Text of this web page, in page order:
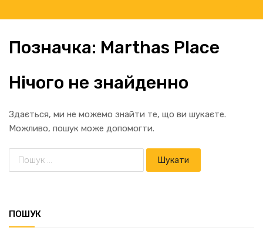
Позначка: Marthas Place
Нічого не знайденно
Здається, ми не можемо знайти те, що ви шукаєте.
Можливо, пошук може допомогти.
ПОШУК